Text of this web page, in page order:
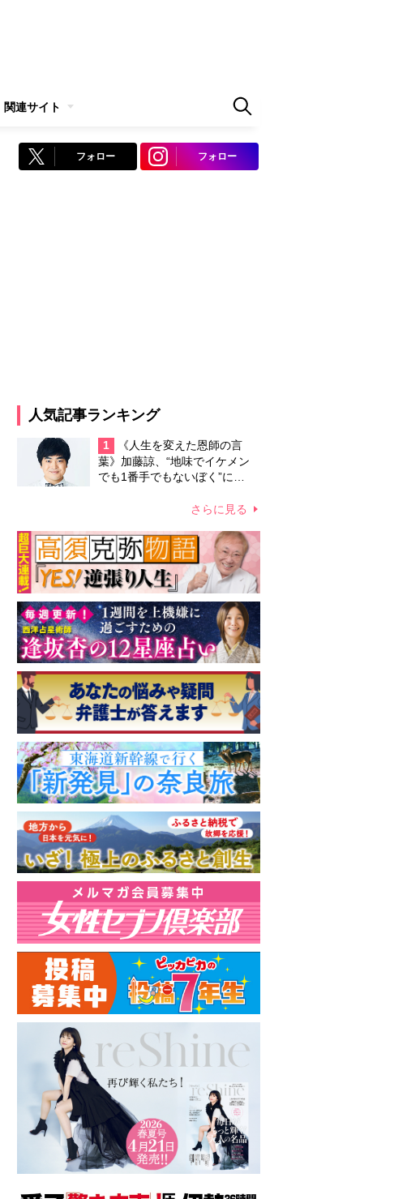
関連サイト
フォロー フォロー
人気記事ランキング
1
《人生を変えた恩師の言
葉》加藤諒、“地味でイケメン
でも1番手でもないぼく”に
てくれた「イワッホー」への感
さらに見る